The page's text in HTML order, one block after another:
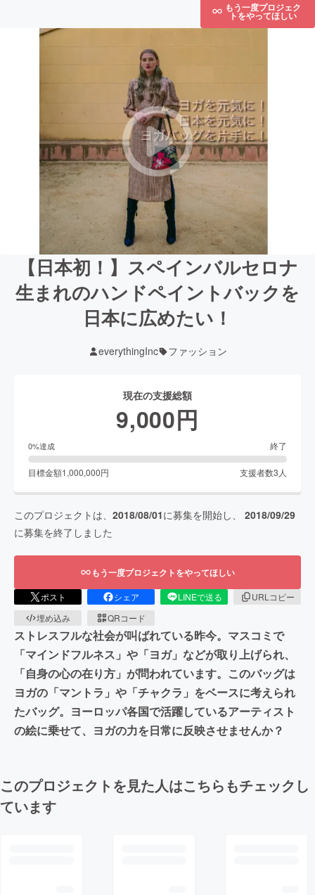
もう一度プロジェク
トをやってほしい
【日本初！】スペインバルセロナ
生まれのハンドペイントバックを
日本に広めたい！
everythingInc ファッション
現在の支援総額
9,000円
0%達成 終了
目標金額1,000,000円 支援者数3 人
このプロジェクトは、 2018/08/01に募集を開始し、 2018/09/29
に募集を終了しました
もう一度プロジェクトをやってほしい
ポスト シェア LINEで送る
URLコピー
埋め込み
QRコード
ストレスフルな社会が叫ばれている昨今。マスコミで
「マインドフルネス」や「ヨガ」などが取り上げられ、
「自身の心の在り方」が問われています。このバッグは
ヨガの「マントラ」や「チャクラ」をベースに考えられ
たバッグ。ヨーロッパ各国で活躍しているアーティスト
の絵に乗せて、ヨガの力を日常に反映させませんか？
このプロジェクトを見た人はこちらもチェックし
ています